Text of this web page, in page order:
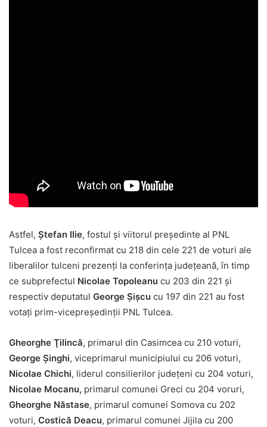
Astfel, Ştefan Ilie, fostul şi viitorul preşedinte al PNL
Tulcea a fost reconfirmat cu 218 din cele 221 de voturi ale
liberalilor tulceni prezenţi la conferinţa judeţeană, în timp
ce subprefectul Nicolae Topoleanu cu 203 din 221 şi
respectiv deputatul George Şişcu cu 197 din 221 au fost
votaţi prim-vicepreşedinţii PNL Tulcea.
Gheorghe Ţilincă, primarul din Casimcea cu 210 voturi,
George Şinghi, viceprimarul municipiului cu 206 voturi,
Nicolae Chichi, liderul consilierilor judeţeni cu 204 voturi,
Nicolae Mocanu, primarul comunei Greci cu 204 voruri,
Gheorghe Năstase, primarul comunei Somova cu 202
voturi, Costică Deacu, primarul comunei Jijila cu 200